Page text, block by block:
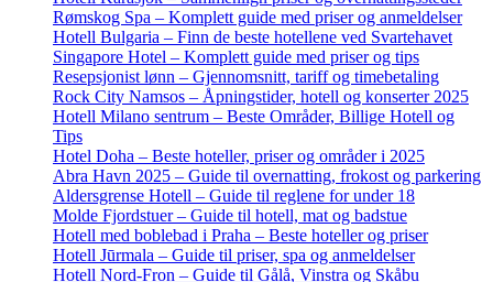
Rømskog Spa – Komplett guide med priser og anmeldelser
Hotell Bulgaria – Finn de beste hotellene ved Svartehavet
Singapore Hotel – Komplett guide med priser og tips
Resepsjonist lønn – Gjennomsnitt, tariff og timebetaling
Rock City Namsos – Åpningstider, hotell og konserter 2025
Hotell Milano sentrum – Beste Områder, Billige Hotell og
Tips
Hotel Doha – Beste hoteller, priser og områder i 2025
Abra Havn 2025 – Guide til overnatting, frokost og parkering
Aldersgrense Hotell – Guide til reglene for under 18
Molde Fjordstuer – Guide til hotell, mat og badstue
Hotell med boblebad i Praha – Beste hoteller og priser
Hotell Jūrmala – Guide til priser, spa og anmeldelser
Hotell Nord-Fron – Guide til Gålå, Vinstra og Skåbu